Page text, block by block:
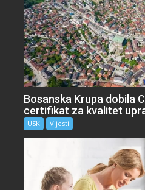
Bosanska Krupa dobila
certifikat za kvalitet
USK Vijesti